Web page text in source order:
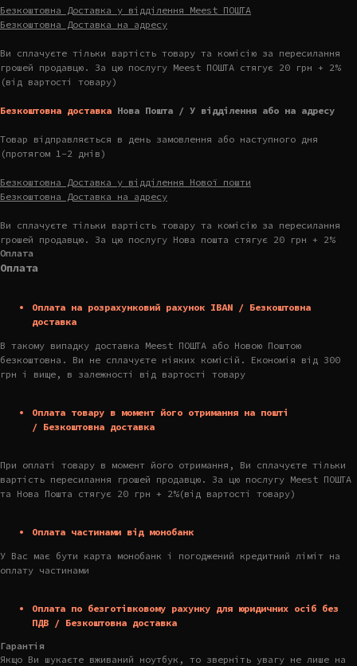
Безкоштовна Доставка у відділення Meest ПОШТА
Безкоштовна Доставка на адресу
Ви сплачуєте тільки вартість товару та комісію за пересилання
грошей продавцю. За цю послугу Meest ПОШТА стягує 20 грн + 2%
(від вартості товару)
Безкоштовна доставка Нова Пошта / У відділення або на адресу
Товар відправляється в день замовлення або наступного дня
(протягом 1-2 днів)
Безкоштовна Доставка у відділення Нової пошти
Безкоштовна Доставка на адресу
Ви сплачуєте тільки вартість товару та комісію за пересилання
грошей продавцю. За цю послугу Нова пошта стягує 20 грн + 2%
Оплата
Оплата
Оплата на розрахунковий рахунок IBAN / Безкоштовна
доставка
В такому випадку доставка Meest ПОШТА або Новою Поштою
безкоштовна. Ви не сплачуєте ніяких комісій. Економія від 300
грн і вище, в залежності від вартості товару
Оплата товару в момент його отримання на пошті
/ Безкоштовна доставка
При оплаті товару в момент його отримання, Ви сплачуєте тільки
вартість пересилання грошей продавцю. За цю послугу Meest ПОШТА
та Нова Пошта стягує 20 грн + 2%(від вартості товару)
Оплата частинами від монобанк
У Вас має бути карта монобанк і погоджений кредитний ліміт на
оплату частинами
Оплата по безготівковому рахунку для юридичних осіб без
ПДВ / Безкоштовна доставка
Гарантія
Якщо Ви шукаєте вживаний ноутбук, то зверніть увагу не лише на